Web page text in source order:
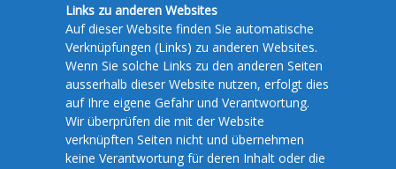
Links zu anderen Websites
Auf dieser Website finden Sie automatische
Verknüpfungen (Links) zu anderen Websites.
Wenn Sie solche Links zu den anderen Seiten
ausserhalb dieser Website nutzen, erfolgt dies
auf Ihre eigene Gefahr und Verantwortung.
Wir überprüfen die mit der Website
verknüpften Seiten nicht und übernehmen
keine Verantwortung für deren Inhalt oder die